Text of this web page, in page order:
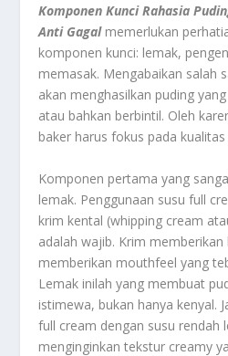
Komponen Kunci Rahasia
Anti Gagal memerlukan
komponen kunci: lemak,
memasak. Mengabaikan salah
akan menghasilkan puding
atau bahkan berbintil. Oleh
baker harus fokus pada
Komponen pertama yang
lemak. Penggunaan susufull
krim kental (whipping cream
adalah wajib. Krim memberikan
memberikan mouthfeel yang
Lemak inilah yang membuat
istimewa, bukan hanya kenyal.
full cream dengan susu rendah
menginginkan tekstur creamy